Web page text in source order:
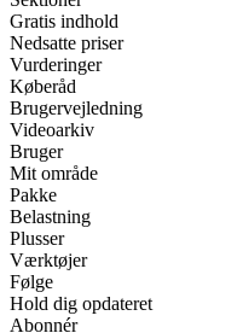
Gratis indhold
Nedsatte priser
Vurderinger
Køberåd
Brugervejledning
Videoarkiv
Bruger
Mit område
Pakke
Belastning
Plusser
Værktøjer
Følge
Hold dig opdateret
Abonnér